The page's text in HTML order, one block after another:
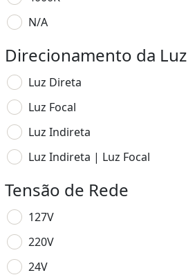
N/A
Direcionamento da Luz
Luz Direta
Luz Focal
Luz Indireta
Luz Indireta | Luz Focal
Tensão de Rede
127V
220V
24V